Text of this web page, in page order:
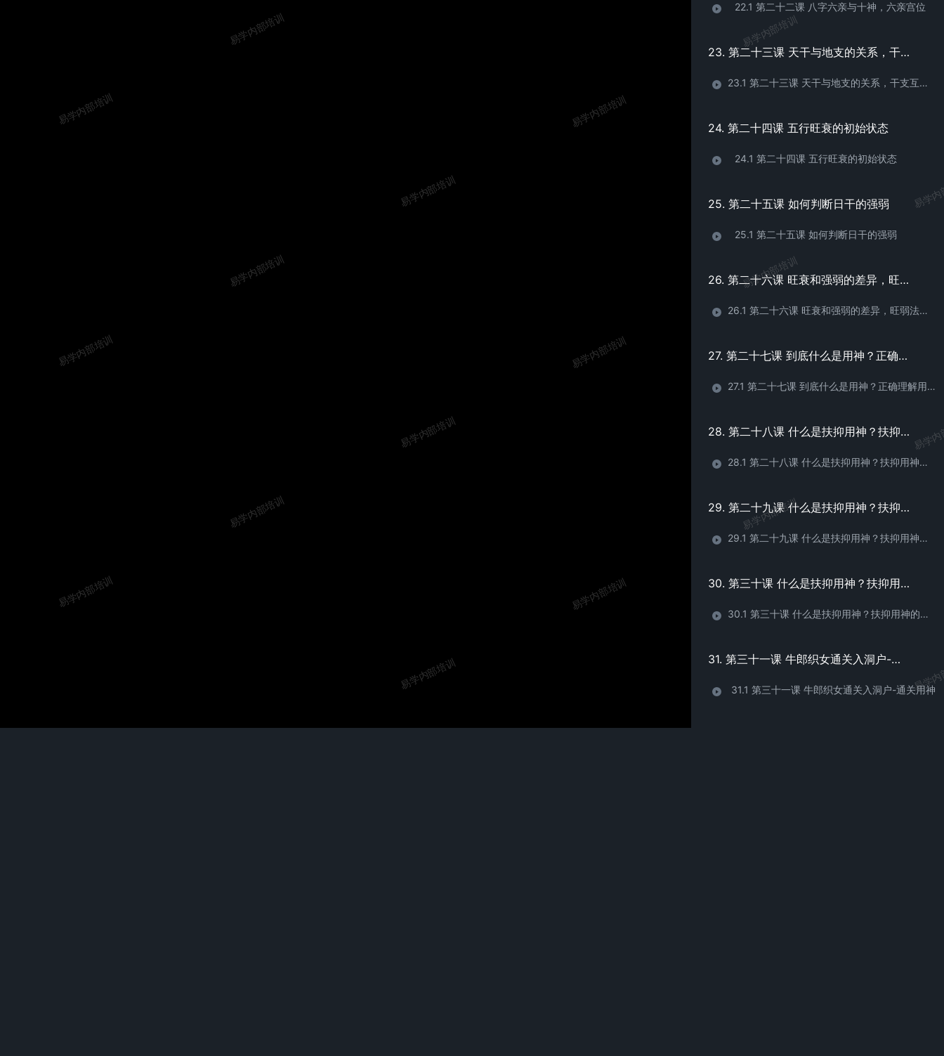
22.1 第二十二课 八字六亲与十神，六亲宫位
23. 第二十三课 天干与地支的关系，干支互通，相合，暗合
23.1 第二十三课 天干与地支的关系，干支互通，相合，暗合
24. 第二十四课 五行旺衰的初始状态
24.1 第二十四课 五行旺衰的初始状态
25. 第二十五课 如何判断日干的强弱
25.1 第二十五课 如何判断日干的强弱
26. 第二十六课 旺衰和强弱的差异，旺弱法之疑难
26.1 第二十六课 旺衰和强弱的差异，旺弱法之疑难
27. 第二十七课 到底什么是用神？正确理解用神的概念
27.1 第二十七课 到底什么是用神？正确理解用神的概念
28. 第二十八课 什么是扶抑用神？扶抑用神的取法 （1）
28.1 第二十八课 什么是扶抑用神？扶抑用神的取法 （1）
29. 第二十九课 什么是扶抑用神？扶抑用神的取法 （2）
29.1 第二十九课 什么是扶抑用神？扶抑用神的取法 （2）
30. 第三十课 什么是扶抑用神？扶抑用神的取法 （3）
30.1 第三十课 什么是扶抑用神？扶抑用神的取法 （3）
31. 第三十一课 牛郎织女通关入洞户-通关用神
31.1 第三十一课 牛郎织女通关入洞户-通关用神
易学内部培训
易学内部培训
易学内部培训
易学内部培训
易学内部培训
易学内部培训
易学内部培训
易学内部培训
易学内部培训
易学内部培训
易学内部培训
易学内部培训
易学
易学内部培训
易学内部培训
易学内部培训
易学
易学